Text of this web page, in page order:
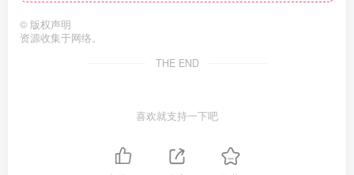
© 版权声明
资源收集于网络。
THE END
喜欢就支持一下吧